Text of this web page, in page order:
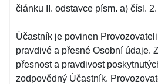
článku II. odstavce písm. a) čísl. 2.
Účastník je povinen
pravdivé a přesné Osobní údaje.
přesnost a pravdivost
zodpovědný Účastník.